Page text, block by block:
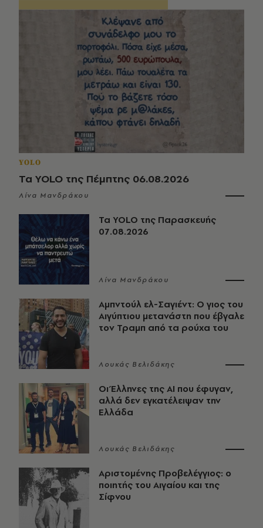
YOLO
Τα YOLO της Πέμπτης 06.08.2026
Λίνα Μανδράκου
Τα YOLO της Παρασκευής
07.08.2026
Λίνα Μανδράκου
Αμπντούλ ελ-Σαγιέντ: Ο γιος του
Αιγύπτιου μετανάστη που έβγαλε
τον Τραμπ από τα ρούχα του
Λουκάς Βελιδάκης
Οι Έλληνες της ΑΙ που έφυγαν,
αλλά δεν εγκατέλειψαν την
Ελλάδα
Λουκάς Βελιδάκης
Αριστομένης Προβελέγγιος: ο
ποιητής του Αιγαίου και της
Σίφνου